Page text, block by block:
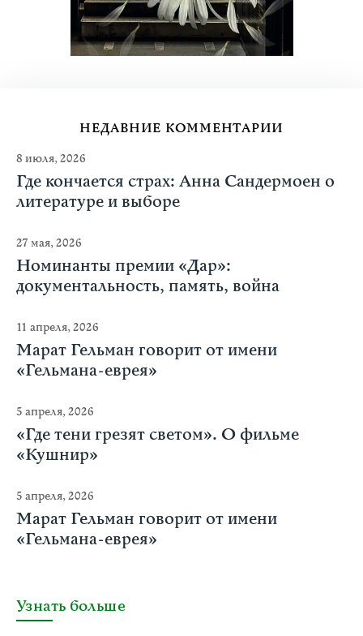
НЕДАВНИЕ КОММЕНТАРИИ
8 июля, 2026
Где кончается страх: Анна Сандермоен о
литературе и выборе
27 мая, 2026
Номинанты премии «Дар»:
документальность, память, война
11 апреля, 2026
Марат Гельман говорит от имени
«Гельмана-еврея»
5 апреля, 2026
«Где тени грезят светом». О фильме
«Кушнир»
5 апреля, 2026
Марат Гельман говорит от имени
«Гельмана-еврея»
Узнать больше